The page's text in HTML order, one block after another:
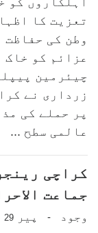
تعزیت کا
وطن کی حفاظت
عزائم کو خاک
چیئرمین
زرداری نے
پر حملے کی
عالمی سطح ...
کراچی
جماعت
وجود - پیر 29